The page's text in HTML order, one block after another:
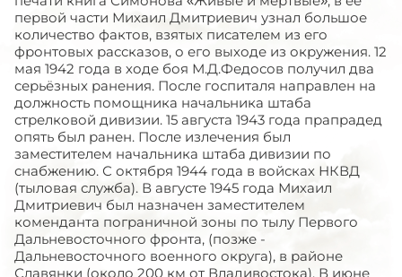
первой части Михаил Дмитриевич узнал большое
количество фактов, взятых писателем из его
фронтовых рассказов, о его выходе из окружения. 12
мая 1942 года в ходе боя М.Д.Федосов получил два
серьёзных ранения. После госпиталя направлен на
должность помощника начальника штаба
стрелковой дивизии. 15 августа 1943 года прапрадед
опять был ранен. После излечения был
заместителем начальника штаба дивизии по
снабжению. С октября 1944 года в войсках НКВД
(тыловая служба). В августе 1945 года Михаил
Дмитриевич был назначен заместителем
коменданта пограничной зоны по тылу Первого
Дальневосточного фронта, (позже -
Дальневосточного военного округа), в районе
Славянки (около 200 км от Владивостока). В июне